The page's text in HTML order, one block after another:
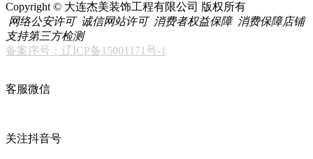
Copyright © 大连杰美装饰工程有限公司 版权所有
网络公安许可 诚信网站许可 消费者权益保障 消费保障店铺
支持第三方检测
备案序号：辽ICP备15001171号-1
客服微信
关注抖音号